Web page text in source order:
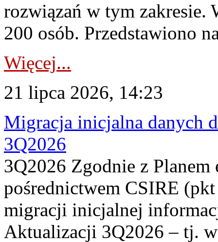
rozwiązań w tym zakresie.
200 osób. Przedstawiono
Więcej...
21 lipca 2026, 14:23
Migracja inicjalna danych
3Q2026
3Q2026 Zgodnie z
pośrednictwem CSIRE
migracji inicjalnej
Aktualizacji 3Q2026 – tj.